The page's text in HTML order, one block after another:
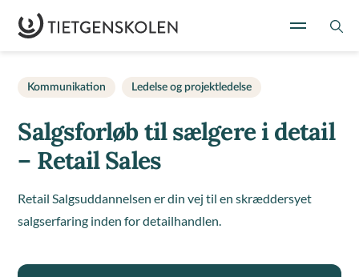
Kommunikation Ledelse og projektledelse
Salgsforløb til sælgere i detail
– Retail Sales
Retail Salgsuddannelsen er din vej til en skræddersyet
salgserfaring inden for detailhandlen.